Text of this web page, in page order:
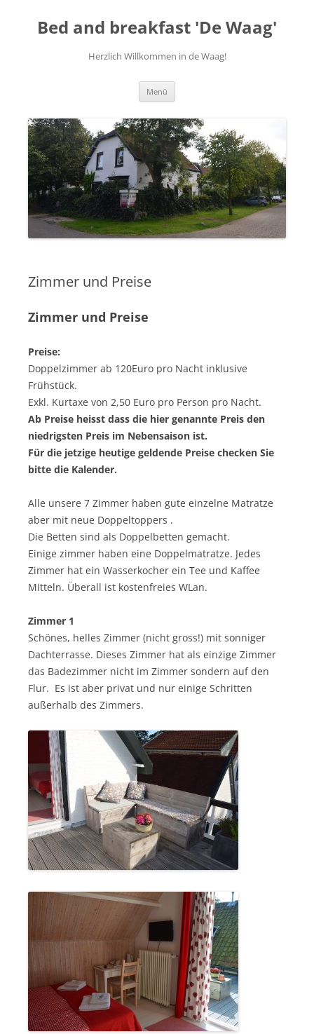
springenBed and breakfast 'De Waag'
Herzlich Willkommen in de Waag!
Menü
Zimmer und Preise
Zimmer und Preise
Preise:
Doppelzimmer ab 120Euro pro Nacht inklusive
Frühstück.
Exkl. Kurtaxe von 2,50 Euro pro Person pro Nacht.
Ab Preise heisst dass die hier genannte Preis den
niedrigsten Preis im Nebensaison ist.
Für die jetzige heutige geldende Preise checken Sie
bitte die Kalender.
Alle unsere 7 Zimmer haben gute einzelne Matratze
aber mit neue Doppeltoppers .
Die Betten sind als Doppelbetten gemacht.
Einige zimmer haben eine Doppelmatratze. Jedes
Zimmer hat ein Wasserkocher ein Tee und Kaffee
Mitteln. Überall ist kostenfreies WLan.
Zimmer 1
Schönes, helles Zimmer (nicht gross!) mit sonniger
Dachterrasse. Dieses Zimmer hat als einzige Zimmer
das Badezimmer nicht im Zimmer sondern auf den
Flur. Es ist aber privat und nur einige Schritten
außerhalb des Zimmers.